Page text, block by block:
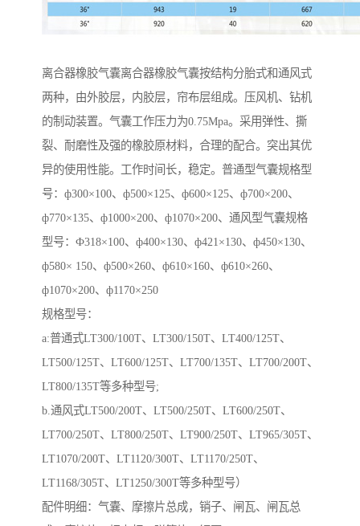
离合器橡胶气囊离合器橡胶气囊按结构分胎式和通风式
两种，由外胶层，内胶层，帘布层组成。压风机、钻机
的制动装置。气囊工作压力为0.75Mpa。采用弹性、撕
裂、耐磨性及强的橡胶原材料，合理的配合。突出其优
异的使用性能。工作时间长，稳定。普通型气囊规格型
号：ф300×100、ф500×125、ф600×125、ф700×200、
ф770×135、ф1000×200、ф1070×200、通风型气囊规格
型号：Ф318×100、ф400×130、ф421×130、ф450×130、
ф580× 150、ф500×260、ф610×160、ф610×260、
ф1070×200、ф1170×250
规格型号：
a:普通式LT300/100T、LT300/150T、LT400/125T、
LT500/125T、LT600/125T、LT700/135T、LT700/200T、
LT800/135T等多种型号;
b.通风式LT500/200T、LT500/250T、LT600/250T、
LT700/250T、LT800/250T、LT900/250T、LT965/305T、
LT1070/200T、LT1120/300T、LT1170/250T、
LT1168/305T、LT1250/300T等多种型号）
配件明细：气囊、摩擦片总成，销子、闸瓦、闸瓦总